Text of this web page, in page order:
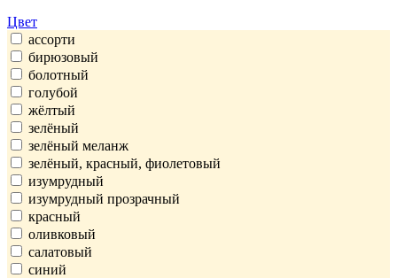
Цвет
ассорти
бирюзовый
болотный
голубой
жёлтый
зелёный
зелёный меланж
зелёный, красный, фиолетовый
изумрудный
изумрудный прозрачный
красный
оливковый
салатовый
синий